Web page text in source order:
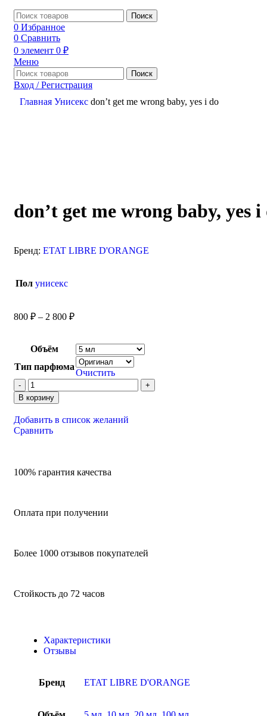
Поиск
0 Избранное
0 Сравнить
0 элемент 0 ₽
Меню
Поиск
Вход / Регистрация
Главная Унисекс don’t get me wrong baby, yes i do
don’t get me wrong baby, yes i
Бренд: ETAT LIBRE D'ORANGE
Пол унисекс
800 ₽ – 2 800 ₽
Объём
Тип парфюма
Очистить
В корзину
Добавить в список желаний
Сравнить
100% гарантия качества
Оплата при получении
Более 1000 отзывов покупателей
Стойкость до 72 часов
Характеристики
Отзывы
Бренд ETAT LIBRE D'ORANGE